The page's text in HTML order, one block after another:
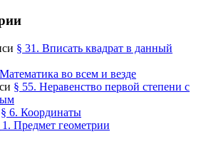
§ 31. Вписать квадрат в данный
Математика во всем и везде
§ 55. Неравенство первой степени с
§ 6. Координаты
1. Предмет геометрии